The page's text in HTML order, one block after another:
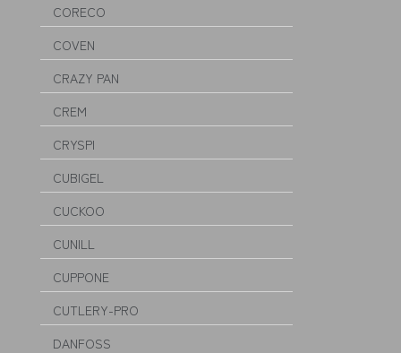
CORECO
COVEN
CRAZY PAN
CREM
CRYSPI
CUBIGEL
CUCKOO
CUNILL
CUPPONE
CUTLERY-PRO
DANFOSS